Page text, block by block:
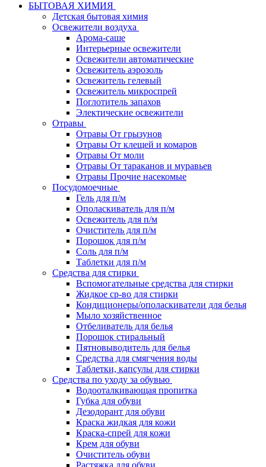
БЫТОВАЯ ХИМИЯ
Детская бытовая химия
Освежители воздуха
Арома-саше
Интерьерные освежители
Освежители автоматические
Освежитель аэрозоль
Освежитель гелевый
Освежитель микроспрей
Поглотитель запахов
Электические освежители
Отравы
Отравы От грызунов
Отравы От клещей и комаров
Отравы От моли
Отравы От тараканов и муравьев
Отравы Прочие насекомые
Посудомоечные
Гель для п/м
Ополаскиватель для п/м
Освежитель для п/м
Очиститель для п/м
Порошок для п/м
Соль для п/м
Таблетки для п/м
Средства для стирки
Вспомогательные средства для стирки
Жидкое ср-во для стирки
Кондиционеры/ополаскиватели для белья
Мыло хозяйственное
Отбеливатель для белья
Порошок стиральный
Пятновыводитель для белья
Средства для смягчения воды
Таблетки, капсулы для стирки
Средства по уходу за обувью
Водооталкивающая пропитка
Губка для обуви
Дезодорант для обуви
Краска жидкая для кожи
Краска-спрей для кожи
Крем для обуви
Очиститель обуви
Растяжка для обуви